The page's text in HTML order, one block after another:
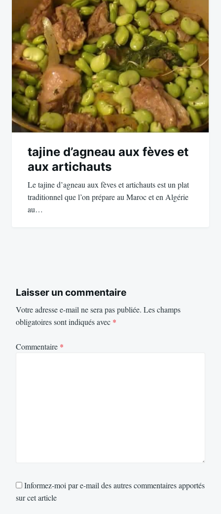
tajine d’agneau aux fèves et
aux artichauts
Le tajine d’agneau aux fèves et artichauts est un plat
traditionnel que l’on prépare au Maroc et en Algérie
au…
Laisser un commentaire
Votre adresse e-mail ne sera pas publiée. Les champs
obligatoires sont indiqués avec *
Commentaire *
Informez-moi par e-mail des autres commentaires apportés
sur cet article